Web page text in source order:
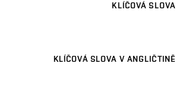
KLÍČOVÁ SLOVA
KLÍČOVÁ SLOVA V ANGLIČTINĚ